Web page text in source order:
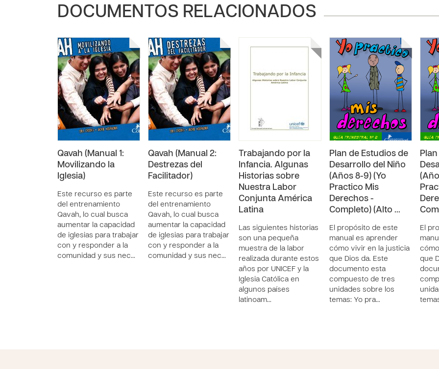
DOCUMENTOS RELACIONADOS
Qavah (Manual 1:
Movilizando la
Iglesia)
Este recurso es parte
del entrenamiento
Qavah, lo cual busca
aumentar la capacidad
de iglesias para trabajar
con y responder a la
comunidad y sus nec…
Qavah (Manual 2:
Destrezas del
Facilitador)
Este recurso es parte
del entrenamiento
Qavah, lo cual busca
aumentar la capacidad
de iglesias para trabajar
con y responder a la
comunidad y sus nec…
Trabajando por la
Infancia. Algunas
Historias sobre
Nuestra Labor
Conjunta América
Latina
Las siguientes historias
son una pequeña
muestra de la labor
realizada durante estos
años por UNICEF y la
Iglesia Católica en
algunos países
latinoam…
Plan de Estudios de
Desarrollo del Niño
(Años 8-9) (Yo
Practico Mis
Derechos -
Completo) (Alto …
El propósito de este
manual es aprender
cómo vivir en la justicia
que Dios da. Este
documento esta
compuesto de tres
unidades sobre los
temas: Yo pra…
El
que